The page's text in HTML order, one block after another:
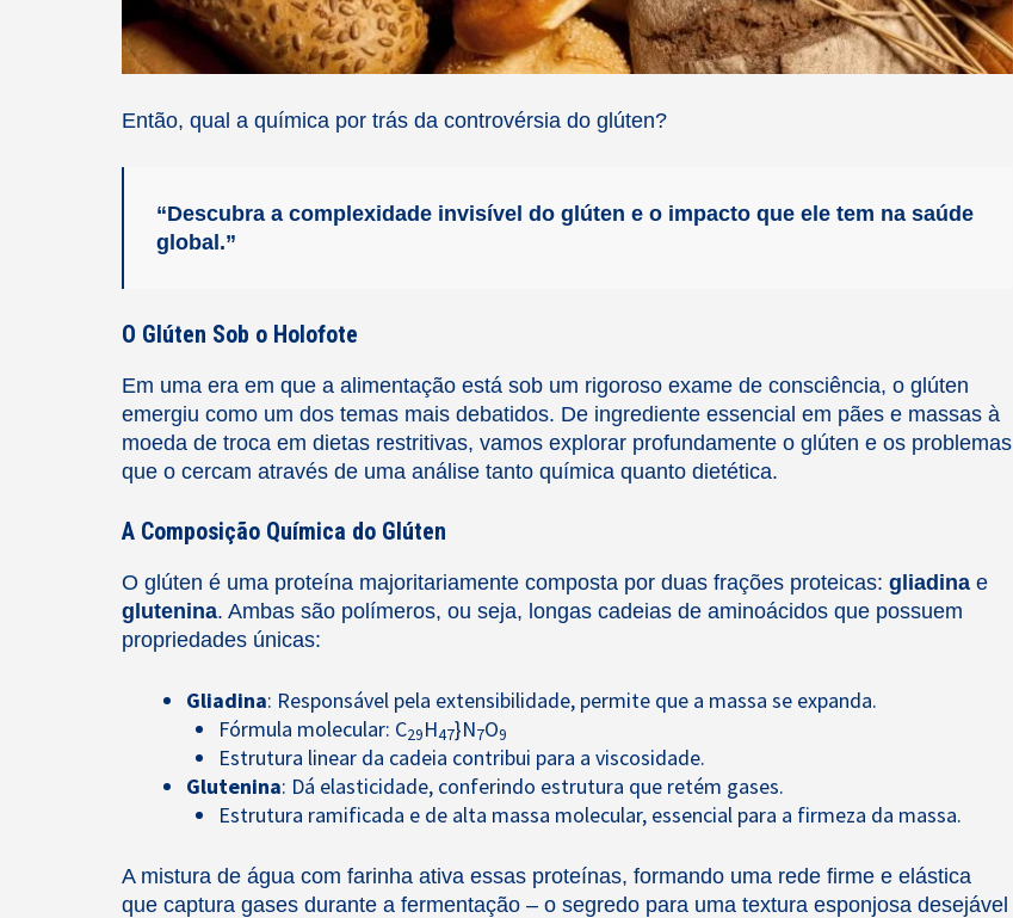
Então, qual a química por trás da controvérsia do glúten?
“Descubra a complexidade invisível do glúten e o impacto que ele tem na saúde
global.”
O Glúten Sob o Holofote
Em uma era em que a alimentação está sob um rigoroso exame de consciência, o glúten
emergiu como um dos temas mais debatidos. De ingrediente essencial em pães e massas à
moeda de troca em dietas restritivas, vamos explorar profundamente o glúten e os problemas
que o cercam através de uma análise tanto química quanto dietética.
A Composição Química do Glúten
O glúten é uma proteína majoritariamente composta por duas frações proteicas: gliadina e
glutenina. Ambas são polímeros, ou seja, longas cadeias de aminoácidos que possuem
propriedades únicas:
Gliadina: Responsável pela extensibilidade, permite que a massa se expanda.
Fórmula molecular: C29H47}N7O9
Estrutura linear da cadeia contribui para a viscosidade.
Glutenina: Dá elasticidade, conferindo estrutura que retém gases.
Estrutura ramificada e de alta massa molecular, essencial para a firmeza da massa.
A mistura de água com farinha ativa essas proteínas, formando uma rede firme e elástica
que captura gases durante a fermentação – o segredo para uma textura esponjosa desejável